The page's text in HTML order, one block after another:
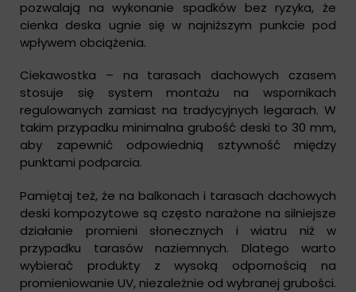
pozwalają na wykonanie spadków bez ryzyka, że
cienka deska ugnie się w najniższym punkcie pod
wpływem obciążenia.
Ciekawostka – na tarasach dachowych czasem
stosuje się system montażu na wspornikach
regulowanych zamiast na tradycyjnych legarach. W
takim przypadku minimalna grubość deski to 30 mm,
aby zapewnić odpowiednią sztywność między
punktami podparcia.
Pamiętaj też, że na balkonach i tarasach dachowych
deski kompozytowe są często narażone na silniejsze
działanie promieni słonecznych i wiatru niż w
przypadku tarasów naziemnych. Dlatego warto
wybierać produkty z wysoką odpornością na
promieniowanie UV, niezależnie od wybranej grubości.